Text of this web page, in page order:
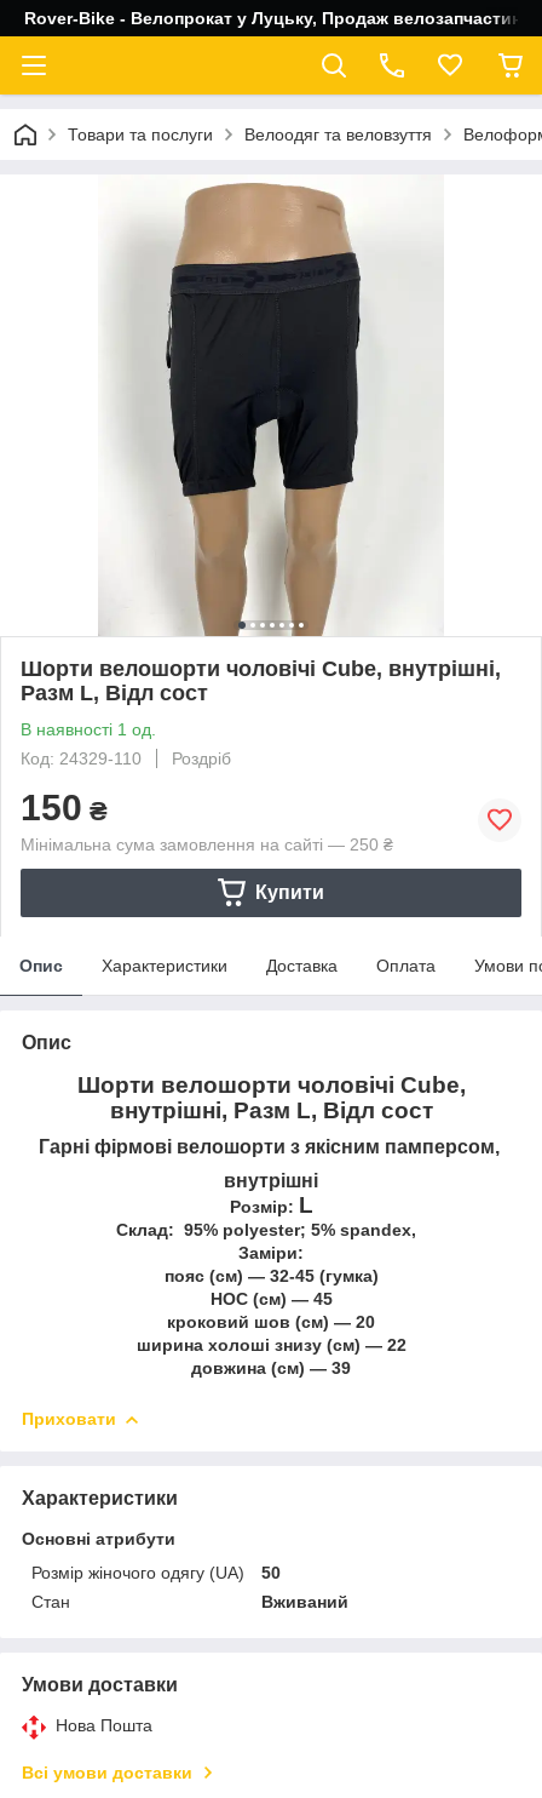
Rover-Bike - Велопрокат у Луцьку, Продаж велозапчастин,
Товари та послуги Велоодяг та веловзуття
Шорти велошорти чоловічі Cube, внутрішні,
Разм L, Відл сост
В наявності 1 од.
Код: 24329-110
Роздріб
150 ₴
Мінімальна сума замовлення на сайті — 250 ₴
Купити
Опис Характеристики Доставка Оплата Умови
Опис
Шорти велошорти чоловічі Cube,
внутрішні, Разм L, Відл сост
Гарні фірмові велошорти з якісним памперсом,
внутрішні
Розмір: L
Склад: 95% polyester; 5% spandex,
Заміри:
пояс (см) — 32-45 (гумка)
НОС (см) — 45
кроковий шов (см) — 20
ширина холоші знизу (см) — 22
довжина (см) — 39
Приховати
Характеристики
Основні атрибути
Розмір жіночого одягу (UA)
50
Стан
Вживаний
Умови доставки
Нова Пошта
Всі умови доставки